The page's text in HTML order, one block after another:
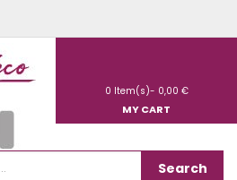
Search
0 Item(s)- 0,00 €
MY CART